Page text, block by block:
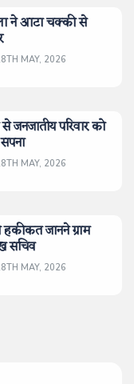
ने आटा चक्की से
MAY, 2026
जनजातीय परिवार को
MAY, 2026
जानने ग्राम
सचिव
MAY, 2026